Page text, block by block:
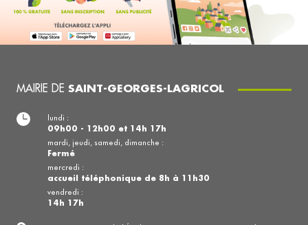
MAIRIE DE SAINT-GEORGES-LAGRICOL
lundi :
09h00 - 12h00 et 14h 17h
mardi, jeudi, samedi, dimanche :
Fermé
mercredi :
accueil téléphonique de 8h à 11h30
vendredi :
14h 17h